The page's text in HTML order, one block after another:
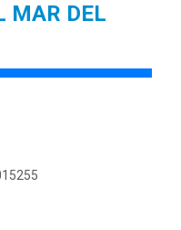
MAR DEL